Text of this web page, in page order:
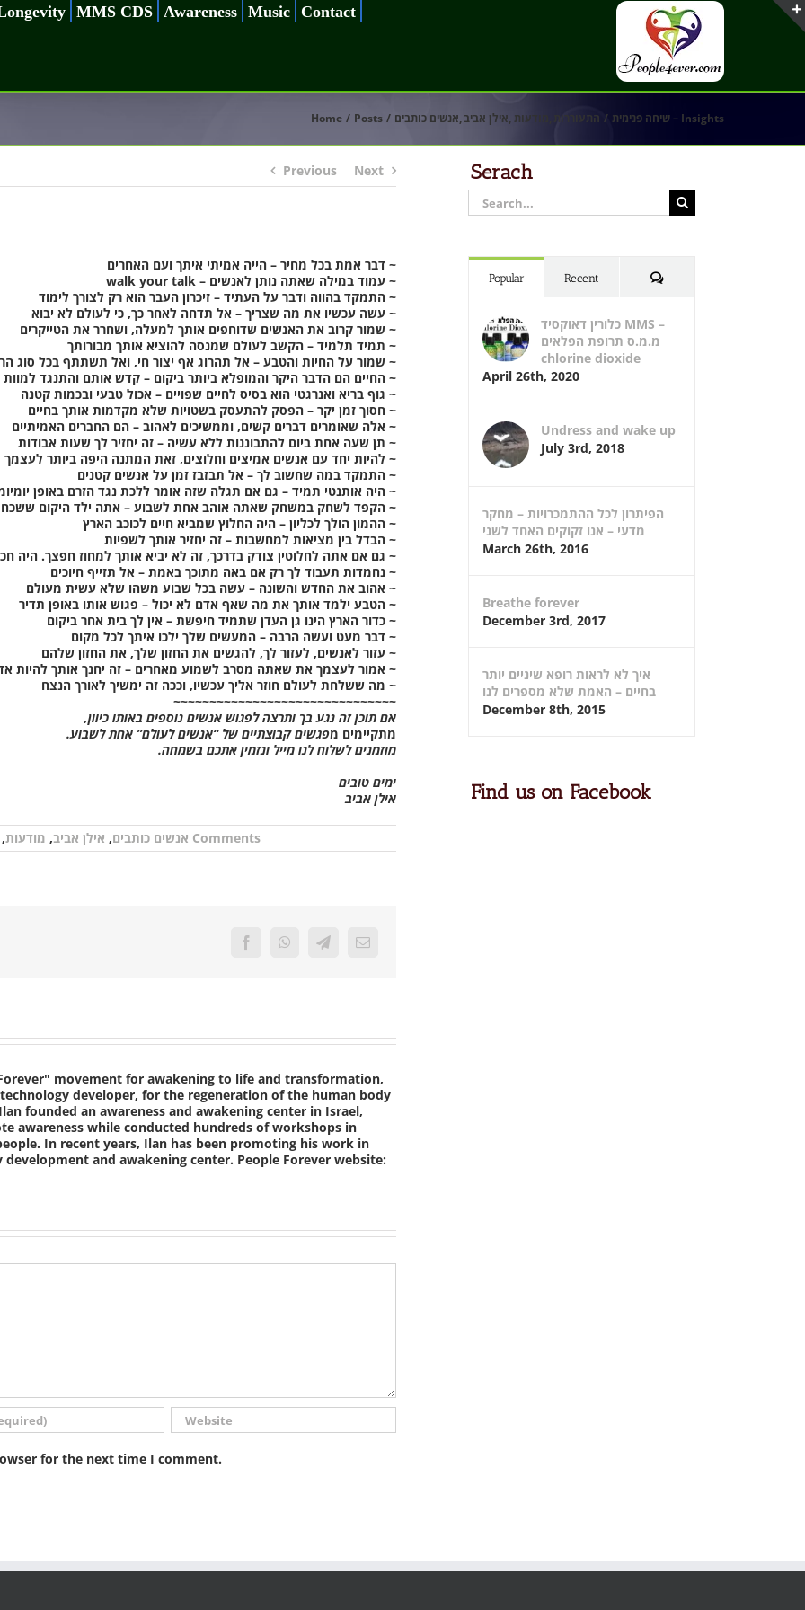
MMS CDS Awareness Music Contact
Home Posts אנשים כותבים אילן אביב מודעות התעוררות שיחה פנימית – Insights
Previous Next
~ דבר אמת בכל מחיר – הייה אמיתי איתך ועם האחרים
~ עמוד במילה שאתה נותן לאנשים – walk your talk
~ התמקד בהווה ודבר על העתיד – זיכרון העבר הוא רק לצורך לימוד
~ עשה עכשיו את מה שצריך – אל תדחה לאחר כך, כי לעולם לא יבוא
~ שמור קרוב את האנשים שדוחפים אותך למעלה, ושחרר את הטייקרים
~ תמיד תלמיד – הקשב לעולם שמנסה להוציא אותך מבורותך
~ שמור על החיות והטבע – אל תהרוג אף יצור חי, ואל תשתתף בכל סוג
~ החיים הם הדבר היקר והמופלא ביותר ביקום – קדש אותם והתנגד למוות
~ גוף בריא ואנרגטי הוא בסיס לחיים שפויים – אכול טבעי ובכמות קטנה
~ חסוך זמן יקר – הפסק להתעסק בשטויות שלא מקדמות אותך בחיים
~ אלה שאומרים דברים קשים, וממשיכים לאהוב – הם החברים האמיתיים
~ תן שעה אחת ביום להתבוננות ללא עשיה – זה יחזיר לך שעות אבודות
~ להיות יחד עם אנשים אמיצים וחלוצים, זאת המתנה היפה ביותר לעצמך
~ התמקד במה שחשוב לך – אל תבזבז זמן על אנשים קטנים
~ היה אותנטי תמיד – גם אם תגלה שזה אומר ללכת נגד הזרם באופן
~ הקפד לשחק במשחק שאתה אוהב אחת לשבוע – אתה ילד היקום ששכח
~ ההמון הולך לכליון – היה החלוץ שמביא חיים לכוכב הארץ
~ הבדל בין מציאות למחשבות – זה יחזיר אותך לשפיות
~ גם אם אתה לחלוטין צודק בדרכך, זה לא יביא אותך למחוז חפצך. היה
~ נחמדות תעבוד לך רק אם באה מתוכך באמת – אל תזייף חיוכים
~ אהוב את החדש והשונה – עשה בכל שבוע משהו שלא עשית מעולם
~ הטבע ילמד אותך את מה שאף אדם לא יכול – פגוש אותו באופן תדיר
~ כדור הארץ הינו גן העדן שתמיד חיפשת – אין לך בית אחר ביקום
~ דבר מעט ועשה הרבה – המעשים שלך ילכו איתך לכל מקום
~ עזור לאנשים, לעזור לך, להגשים את החזון שלך, את החזון שלהם
~ אמור לעצמך את שאתה מסרב לשמוע מאחרים – זה יחנך אותך להיות
~ מה ששלחת לעולם חוזר אליך עכשיו, וככה זה ימשיך לאורך הנצח
~~~~~~~~~~~~~~~~~~~~~~~~~~~~~~~
אם תוכן זה נגע בך ותרצה לפגוש אנשים נוספים באותו כיוון,
מתקיימים מפגשים קבוצתיים של “אנשים לעולם” אחת לשבוע.
מוזמנים לשלוח לנו מייל ונזמין אתכם בשמחה.
ימים טובים
אילן אביב
אנשים כותבים, אילן אביב, מודעות, 0 Comments
FacebookWhatsAppTelegramEmail
movement for awakening to life and transformation,
developer, for the regeneration of the human body
founded an awareness and awakening center in Israel,
awareness while conducted hundreds of workshops in
In recent years, Ilan has been promoting his work in
and awakening center. People Forever website:
for the next time I comment.
Serach
Search
for:
Popular Recent Comments
כלורין דאוקסיד MMS –
מ.מ.ס תרופת הפלאים
chlorine dioxide
April 26th, 2020
Undress and wake up
July 3rd, 2018
הפיתרון לכל ההתמכרויות – מחקר
מדעי – אנו זקוקים האחד לשני
March 26th, 2016
Breathe forever
December 3rd, 2017
איך לא לראות רופא שיניים יותר
בחיים – האמת שלא מספרים לנו
December 8th, 2015
Find us on Facebook